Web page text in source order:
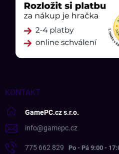
KONTAKT
GamePC.cz s.r.o.
info@gamepc.cz
775 662 829